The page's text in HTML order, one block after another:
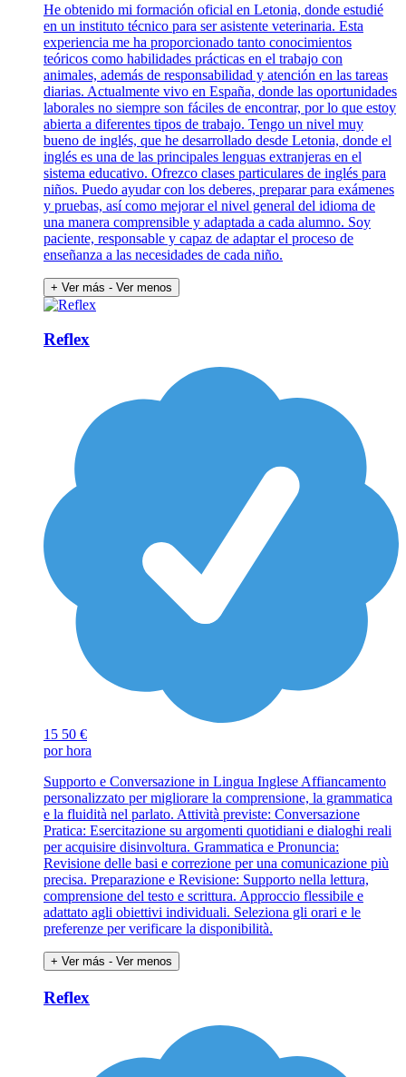
He obtenido mi formación oficial en Letonia, donde estudié
en un instituto técnico para ser asistente veterinaria. Esta
experiencia me ha proporcionado tanto conocimientos
teóricos como habilidades prácticas en el trabajo con
animales, además de responsabilidad y atención en las tareas
diarias. Actualmente vivo en España, donde las oportunidades
laborales no siempre son fáciles de encontrar, por lo que estoy
abierta a diferentes tipos de trabajo. Tengo un nivel muy
bueno de inglés, que he desarrollado desde Letonia, donde el
inglés es una de las principales lenguas extranjeras en el
sistema educativo. Ofrezco clases particulares de inglés para
niños. Puedo ayudar con los deberes, preparar para exámenes
y pruebas, así como mejorar el nivel general del idioma de
una manera comprensible y adaptada a cada alumno. Soy
paciente, responsable y capaz de adaptar el proceso de
enseñanza a las necesidades de cada niño.
+ Ver más - Ver menos
Reflex
15 50 €
por hora
Supporto e Conversazione in Lingua Inglese Affiancamento
personalizzato per migliorare la comprensione, la grammatica
e la fluidità nel parlato. Attività previste: Conversazione
Pratica: Esercitazione su argomenti quotidiani e dialoghi reali
per acquisire disinvoltura. Grammatica e Pronuncia:
Revisione delle basi e correzione per una comunicazione più
precisa. Preparazione e Revisione: Supporto nella lettura,
comprensione del testo e scrittura. Approccio flessibile e
adattato agli obiettivi individuali. Seleziona gli orari e le
preferenze per verificare la disponibilità.
+ Ver más - Ver menos
Reflex